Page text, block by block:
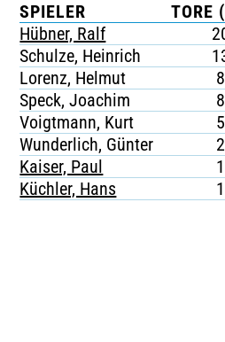
SPIELER TORE
Hübner, Ralf
Schulze, Heinrich
Lorenz, Helmut
Speck, Joachim
Voigtmann, Kurt
Wunderlich, Günter
Kaiser, Paul
Küchler, Hans